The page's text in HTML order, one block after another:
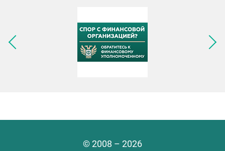
Следующее изображение
© 2008 – 2026